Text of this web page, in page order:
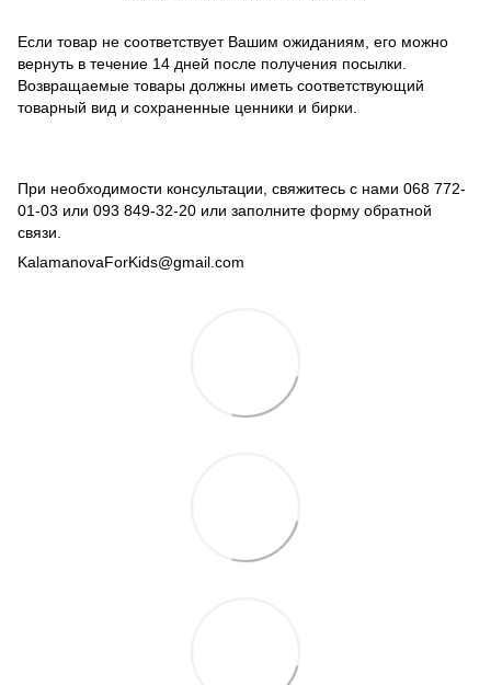
Если товар не соответствует Вашим ожиданиям, его можно
вернуть в течение 14 дней после получения посылки.
Возвращаемые товары должны иметь соответствующий
товарный вид и сохраненные ценники и бирки.
При необходимости консультации, свяжитесь с нами 068 772-
01-03 или 093 849-32-20 или заполните форму обратной
связи.
KalamanovaForKids@gmail.com